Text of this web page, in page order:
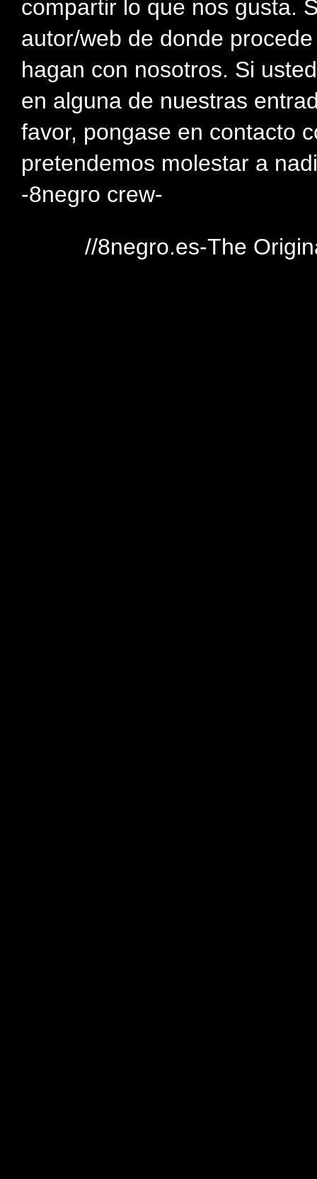
compartir lo que nos gusta.
autor/web de donde
hagan con nosotros. Si
en alguna de nuestras
favor, pongase en contacto
pretendemos molestar a
-8negro crew-
//8negro.es-The